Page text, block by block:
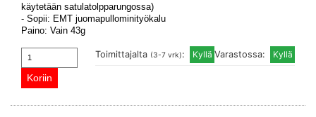
käytetään satulatolpparungossa)
- Sopii: EMT juomapullominityökalu
Paino: Vain 43g
Varastossa:
Toimittajalta (3-7 vrk):